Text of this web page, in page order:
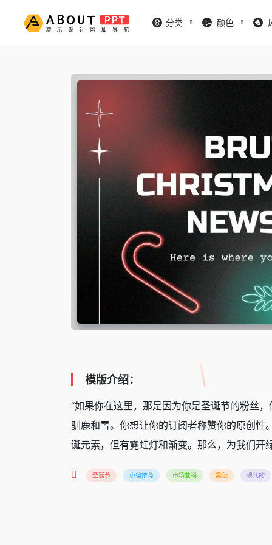
分类 颜色
模版介绍：
“如果你在这里，那是因为你是圣诞节的粉丝
驯鹿和雪。你想让你的订阅者称赞你的原创性
诞元素，但有霓虹灯和渐变。那么，为我们开
圣诞节 小编推荐 市场营销 黑色 现代的